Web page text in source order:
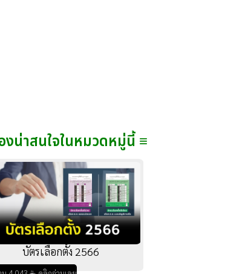
งน่าสนใจในหมวดหมู่นี้ ≡
บัตรเลือกตั้ง 2566